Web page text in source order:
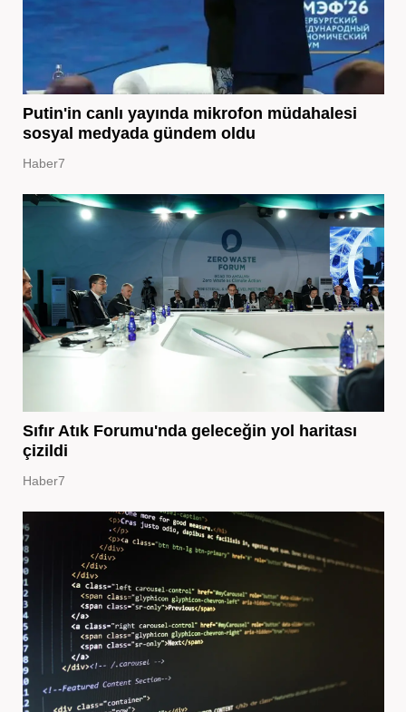
Putin'in canlı yayında mikrofon müdahalesi
sosyal medyada gündem oldu
Haber7
Sıfır Atık Forumu'nda geleceğin yol haritası
çizildi
Haber7